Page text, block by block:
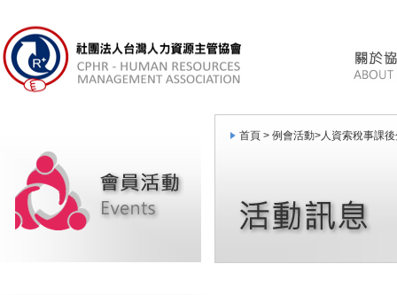
首頁 > 例會活動>人資索稅事課